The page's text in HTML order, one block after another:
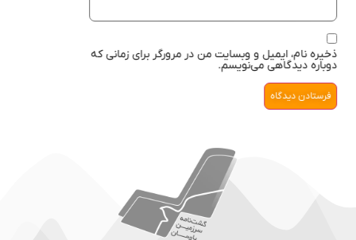
ذخیره نام، ایمیل و وبسایت من در مرورگر برای زمانی که
دوباره دیدگاهی می‌نویسم.